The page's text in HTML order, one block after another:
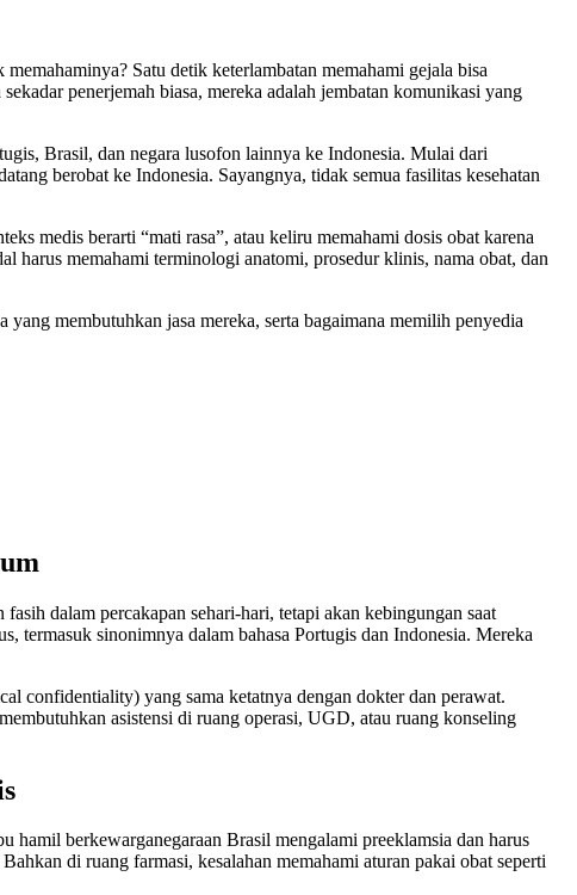
Satu detik keterlambatan memahami gejala bisa
penerjemah biasa, mereka adalah jembatan komunikasi yang
Brasil, dan negara lusofon lainnya ke Indonesia. Mulai dari
berobat ke Indonesia. Sayangnya, tidak semua fasilitas kesehatan
medis berarti “mati rasa”, atau keliru memahami dosis obat karena
harus memahami terminologi anatomi, prosedur klinis, nama obat, dan
membutuhkan jasa mereka, serta bagaimana memilih penyedia
dalam percakapan sehari-hari, tetapi akan kebingungan saat
termasuk sinonimnya dalam bahasa Portugis dan Indonesia. Mereka
confidentiality) yang sama ketatnya dengan dokter dan perawat.
asistensi di ruang operasi, UGD, atau ruang konseling
hamil berkewarganegaraan Brasil mengalami preeklamsia dan harus
di ruang farmasi, kesalahan memahami aturan pakai obat seperti